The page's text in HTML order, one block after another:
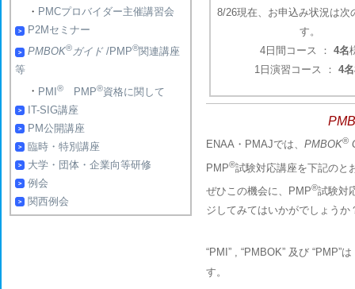
・ PMCプロバイダー主催講習会
P2Mセミナー
PMBOK®ガイド/PMP®関連講座
等
・ PMI® PMP®資格に関して
IT-SIG講座
PM公開講座
臨時・特別講座
大学・団体・企業向等研修
例会
関西例会
8/26現在、お申込み状況は次
す。
4日間コース ： 4名
1日演習コース ： 4名
ENAA・PMAJでは、 PMBOK®
PMP®試験対応講座を下記のと
ぜひこの機会に、PMP®試験対
ジしてみてはいかがでしょうか
“PMI” , “PMBOK” 及び
す。